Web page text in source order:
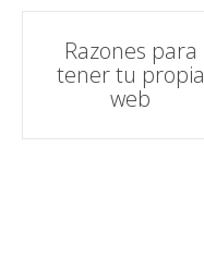
Navegación
de
entradas
Razones para
tener tu propia
web